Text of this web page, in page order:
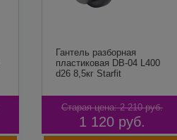
Гантель разборная
пластиковая DB-04 L400
d26 8,5кг Starfit
Старая цена: 2 210 руб.
1 120 руб.